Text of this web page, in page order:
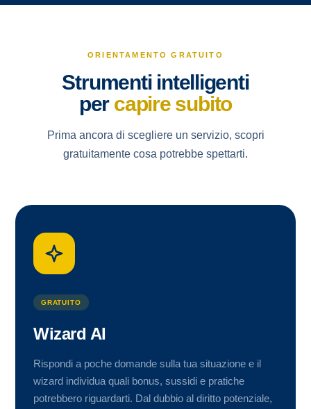
ORIENTAMENTO GRATUITO
Strumenti intelligenti
per capire subito
Prima ancora di scegliere un servizio, scopri
gratuitamente cosa potrebbe spettarti.
GRATUITO
Wizard AI
Rispondi a poche domande sulla tua situazione e il
wizard individua quali bonus, sussidi e pratiche
potrebbero riguardarti. Dal dubbio al diritto potenziale,